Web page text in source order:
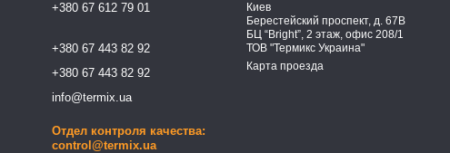
+380 67 612 79 01
+380 67 443 82 92
+380 67 443 82 92
info@termix.ua
Отдел контроля качества:
control@termix.ua
Киев
Берестейский проспект, д. 67В
БЦ “Bright”, 2 этаж, офис 208/1
ТОВ "Термикс Украина"
Карта проезда